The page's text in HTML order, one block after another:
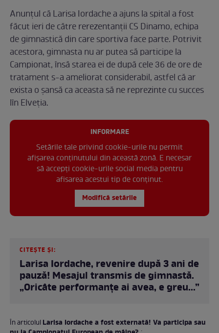
Anunțul că Larisa Iordache a ajuns la spital a fost
făcut ieri de către rerezentanții CS Dinamo, echipa
de gimnastică din care sportiva face parte. Potrivit
acestora, gimnasta nu ar putea să participe la
Campionat, însă starea ei de după cele 36 de ore de
tratament s-a ameliorat considerabil, astfel că ar
exista o șansă ca aceasta să ne reprezinte cu succes
lîn Elveția.
INFORMARE
Setările tale privind cookie-urile nu permit
afișarea conținutului din această zonă. E necesar
să accepți cookie-urile social media pentru
afisarea acestui tip de conținut.
Modifică setările
CITEȘTE ȘI:
Larisa Iordache, revenire după 3 ani de
pauză! Mesajul transmis de gimnastă.
„Oricâte performanțe ai avea, e greu...”
În articolulLarisa Iordache a fost externată! Va participa sau